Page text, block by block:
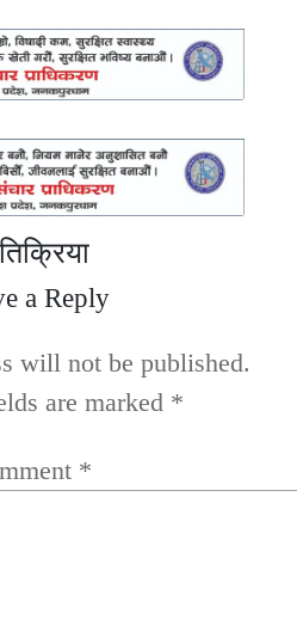
a Reply
will not be published.
are marked *
*